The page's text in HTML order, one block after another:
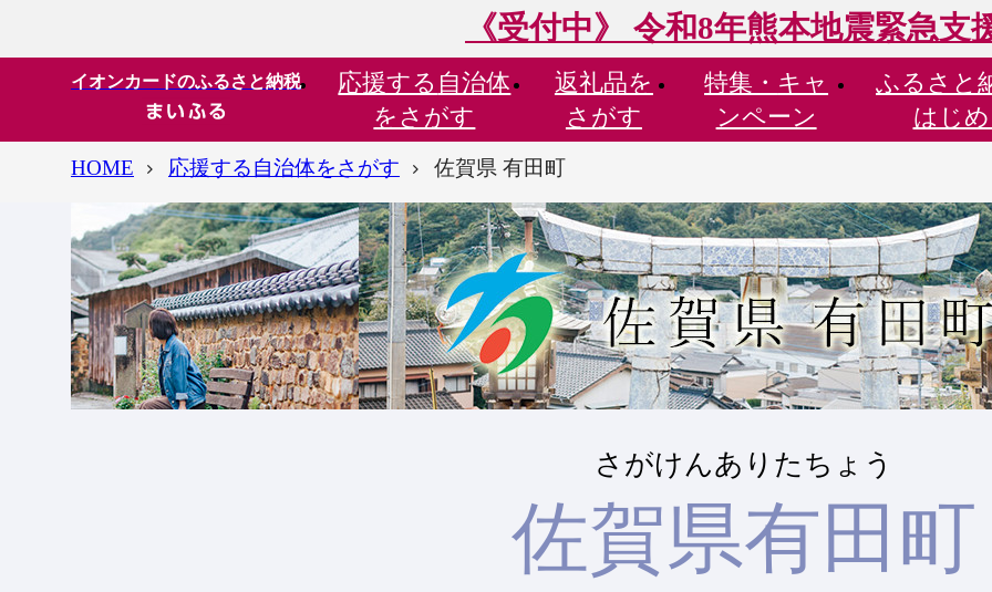
《受付中》 令和8年熊本地震緊急支
イオンカードのふるさと納税 応援する 自治体
をさがす
返礼品を
さがす
特集・ キャ
ンペーン
ふるさと
はじ
HOME 応援する自治体をさがす 佐賀県 有田町
さがけんありたちょう
佐賀県有田町